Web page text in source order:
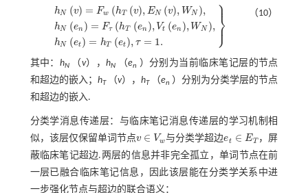
hN (v) = Fw (hT (v), EN (v), WN ),
hN (en ) = Fτ (hT (en ), Vt (en ), WN ),
hN (et ) = hT (et ), τ = 1 .
⎫
⎭
⎬
⎪
⎪
hNv =Fwh Tv,ENv, WN, hNe n= FτhTen ,V ten,WN ,h
（10）
其中： hN（v），hN （en ）分别为当前临床笔记层的节点
和超边的嵌入； hT（v）， hT（en ）分别为分类学层的节点
和超边的嵌入.
分类学消息传递层：与临床笔记消息传递层的学习机制相
似，该层仅保留单词节点v ∈ Vw
v∈V w 与分类学超边et ∈ ET
et ∈ ET
，屏
蔽临床笔记超边.两层的信息并非完全孤立，单词节点在前
一层已融合临床笔记信息，因此该层能在分类学关系中进
一步强化节点与超边的联合语义：